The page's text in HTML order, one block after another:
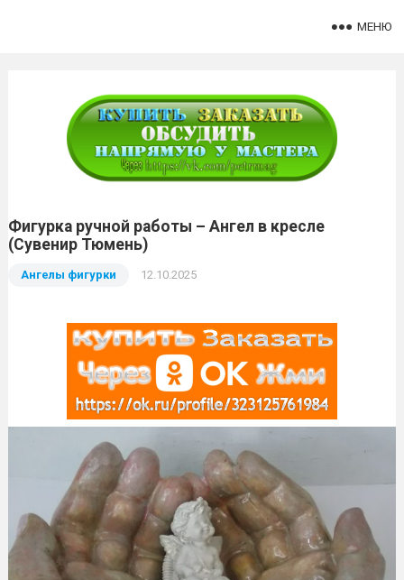
МЕНЮ
Фигурка ручной работы – Ангел в кресле
(Сувенир Тюмень)
Ангелы фигурки 12.10.2025